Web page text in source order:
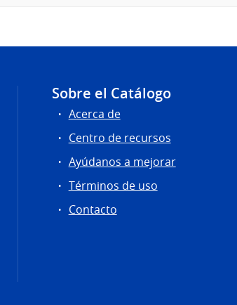
Sobre el Catálogo
Acerca de
Centro de recursos
Ayúdanos a mejorar
Términos de uso
Contacto